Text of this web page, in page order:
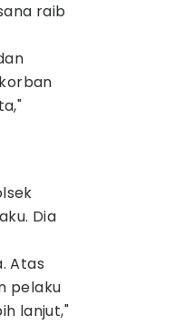
raib
Dia
Atas
pelaku
lanjut,"